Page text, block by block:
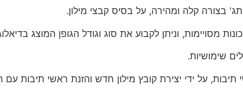
בצורה קלה ומהירה, על בסיס קבצי מילון.
מסויימות, וניתן לקבוע את סוג וגודל הגופן המוצג
על ידי יצירת קובץ מילון חדש והזנת ראשי תיבות עם